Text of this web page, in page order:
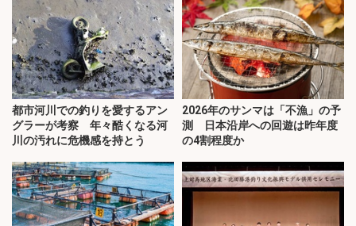
都市河川での釣りを愛するアン
グラーが考察 年々酷くなる河
川の汚れに危機感を持とう
2026年のサンマは「不漁」の予
測 日本沿岸への回遊は昨年度
の4割程度か